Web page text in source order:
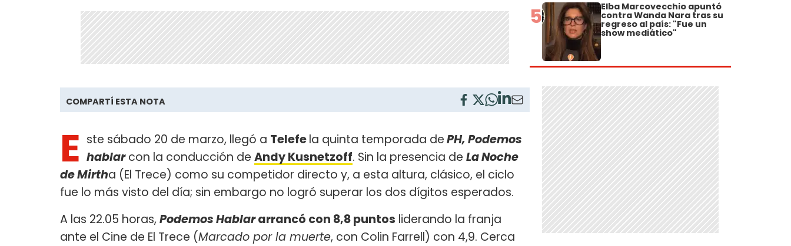
COMPARTÍ ESTA NOTA
E ste sábado 20 de marzo, llegó a Telefela quinta temporada dePH, Podemos
hablarcon la conducción de Andy Kusnetzoff. Sin la presencia de La Noche
de Mirtha (El Trece) como su competidor directo y, a esta altura, clásico, el ciclo
fue lo más visto del día; sin embargo no logró superar los dos dígitos esperados.
A las 22.05 horas, Podemos Hablararrancó con 8,8 puntos liderando la franja
ante el Cine de El Trece (Marcado por la muerte, con Colin Farrell) con 4,9. Cerca
5 Elba Marcovecchio apuntó
contra Wanda Nara tras su
regreso al país: "Fue un
show mediático"